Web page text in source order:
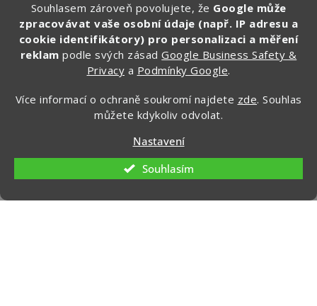
Souhlasem zároveň povolujete, že Google může
zpracovávat vaše osobní údaje (např. IP adresu a
cookie identifikátory) pro personalizaci a měření
reklam podle svých zásadGoogle Business Safety &
Privacy a Podmínky Google.
Více informací o ochraně soukromí najdete zde. Souhlas
můžete kdykoliv odvolat.
Nastavení
Souhlasím
zapakuj_czsk
@zapakuj_cz